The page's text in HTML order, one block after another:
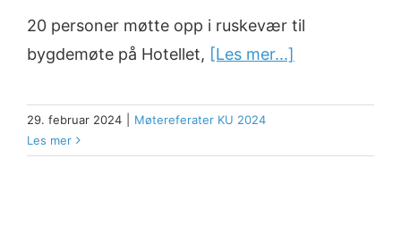
20 personer møtte opp i ruskevær til
bygdemøte på Hotellet, [Les mer...]
29. februar 2024
Møtereferater KU 2024
Les mer